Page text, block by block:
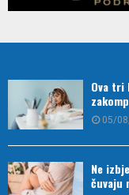
Ova tri
05/
Ne
čuvaju